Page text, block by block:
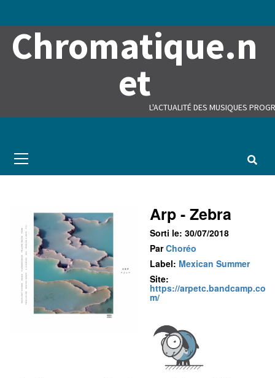
Chromatique.n
et
L'ACTUALITÉ DES MUSIQUES
Menu
Arp - Zebra
Sorti le: 30/07/2018
ParChoréo
Label: Mexican Summer
Site:
https://arpetc.bandcamp.co
m/